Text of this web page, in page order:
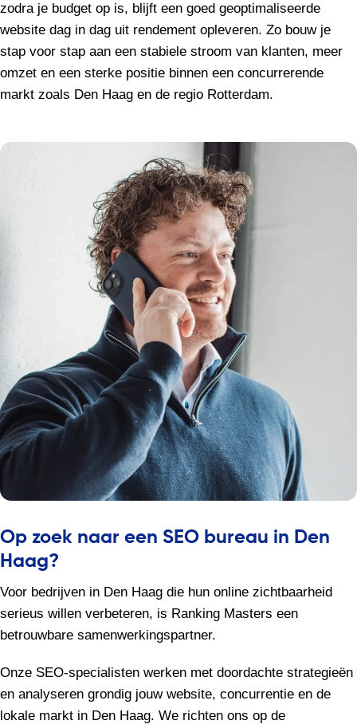
zodra je budget op is, blijft een goed geoptimaliseerde
website dag in dag uit rendement opleveren. Zo bouw je
stap voor stap aan een stabiele stroom van klanten, meer
omzet en een sterke positie binnen een concurrerende
markt zoals Den Haag en de regio Rotterdam.
Op zoek naar een SEO bureau in Den
Haag?
Voor bedrijven in Den Haag die hun online zichtbaarheid
serieus willen verbeteren, is Ranking Masters een
betrouwbare samenwerkingspartner.
Onze SEO-specialisten werken met doordachte strategieën
en analyseren grondig jouw website, concurrentie en de
lokale markt in Den Haag. We richten ons op de